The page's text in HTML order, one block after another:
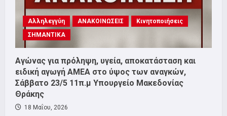
Αλληλεγγύη ΑΝΑΚΟΙΝΩΣΕΙΣ
Κινητοποιήσεις
ΣΗΜΑΝΤΙΚΑ
Αγώνας για πρόληψη, υγεία, αποκατάσταση και
ειδική αγωγή ΑΜΕΑ στο ύψος των αναγκών,
Σάββατο 23/5 11π.μ Υπουργείο Μακεδονίας
Θράκης
18 Μαΐου, 2026